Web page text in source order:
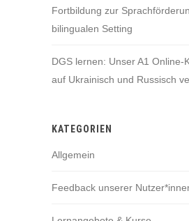
Fortbildung zur
bilingualen Setting
DGS lernen: Unser A1 Online-
auf Ukrainisch und Russisch
KATEGORIEN
Allgemein
Feedback unserer